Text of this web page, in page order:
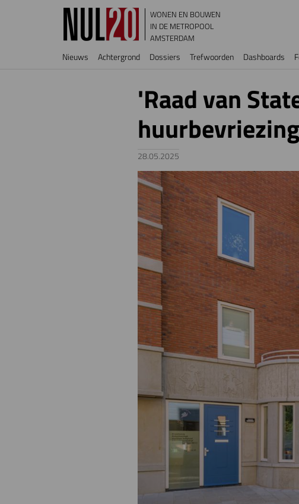
Overslaan en naar de inhoud gaan
WONEN EN BOUWEN
IN DE METROPOOL
AMSTERDAM
Hoofdnavigatie
Nieuws Achtergrond Dossiers Trefwoorden Dashboards
'Raad van
28.05.2025
Image